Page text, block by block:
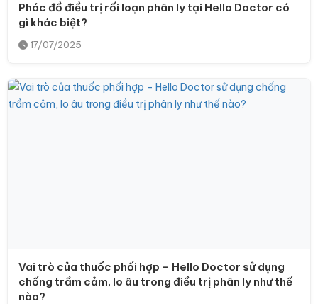
Phác đồ điều trị rối loạn phân ly tại Hello Doctor có
gì khác biệt?
17/07/2025
Vai trò của thuốc phối hợp – Hello Doctor sử dụng
chống trầm cảm, lo âu trong điều trị phân ly như thế
nào?